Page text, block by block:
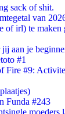
sack of shit.
van
of irl) te maken
aan je
#1
Fire #9:
Funda #243
moeders